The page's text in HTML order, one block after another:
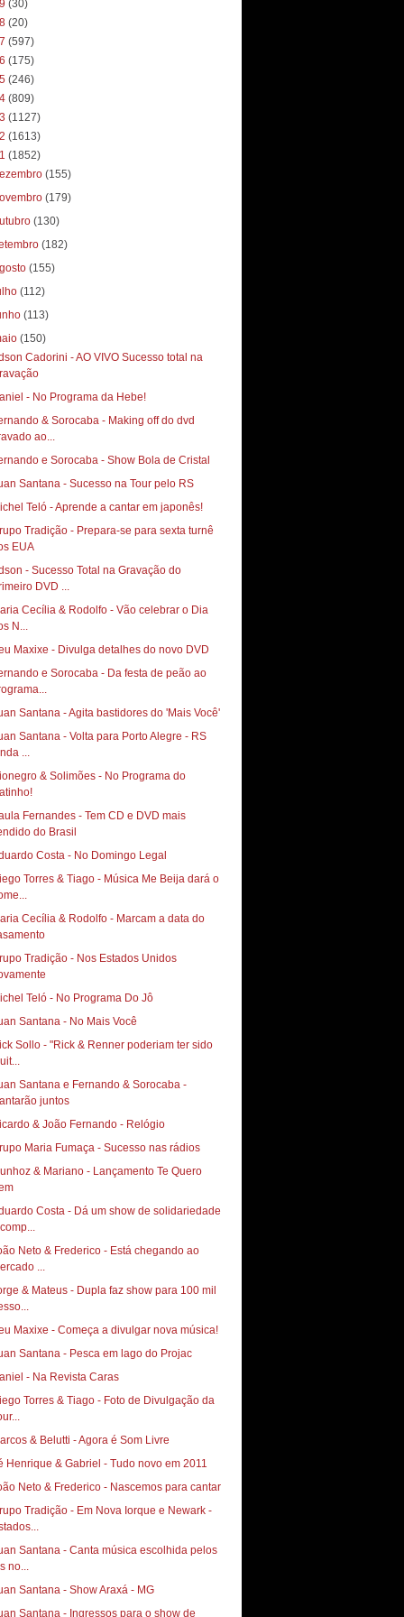
(30)
(20)
(597)
(175)
(246)
(809)
(1127)
(1613)
(1852)
(155)
(179)
(130)
(182)
(155)
(112)
(113)
(150)
Cadorini - AO VIVO Sucesso total‏ na
Daniel - No Programa da Hebe!‏
& Sorocaba - Making off do dvd
ao...
e Sorocaba - Show Bola de Cristal
Santana - Sucesso na Tour pelo RS
Teló - Aprende a cantar em japonês!
Tradição - Prepara-se para sexta turnê
EUA
- Sucesso Total na Gravação do
DVD ...
Cecília & Rodolfo - Vão celebrar o Dia
N...
Maxixe - Divulga detalhes do novo DVD
e Sorocaba - Da festa de peão ao
Santana - Agita bastidores do 'Mais Você'
Santana - Volta para Porto Alegre - RS
...
& Solimões - No Programa do
Ratinho!‏
Fernandes - Tem CD e DVD mais
do Brasil
Costa - No Domingo Legal
Torres & Tiago - Música Me Beija dará o
Cecília & Rodolfo - Marcam a data do
Tradição - Nos Estados Unidos
Teló - No Programa Do Jô
Santana - No Mais Você
Sollo - "Rick & Renner poderiam ter sido
Santana e Fernando & Sorocaba -
juntos
& João Fernando - Relógio
Maria Fumaça - Sucesso nas rádios
& Mariano‏ - Lançamento Te Quero
Costa - Dá um show de solidariedade
Neto & Frederico - Está chegando ao
...
& Mateus - Dupla faz show para 100 mil
Maxixe - Começa a divulgar nova música!
Santana - Pesca em lago do Projac
- Na Revista Caras
Torres & Tiago‏ - Foto de Divulgação da
& Belutti - Agora é Som Livre
Henrique & Gabriel - Tudo novo em 2011
Neto & Frederico - Nascemos para cantar
Tradição - Em Nova Iorque e Newark -
Santana - Canta música escolhida pelos
no...
Santana - Show Araxá - MG
Santana - Ingressos para o show de